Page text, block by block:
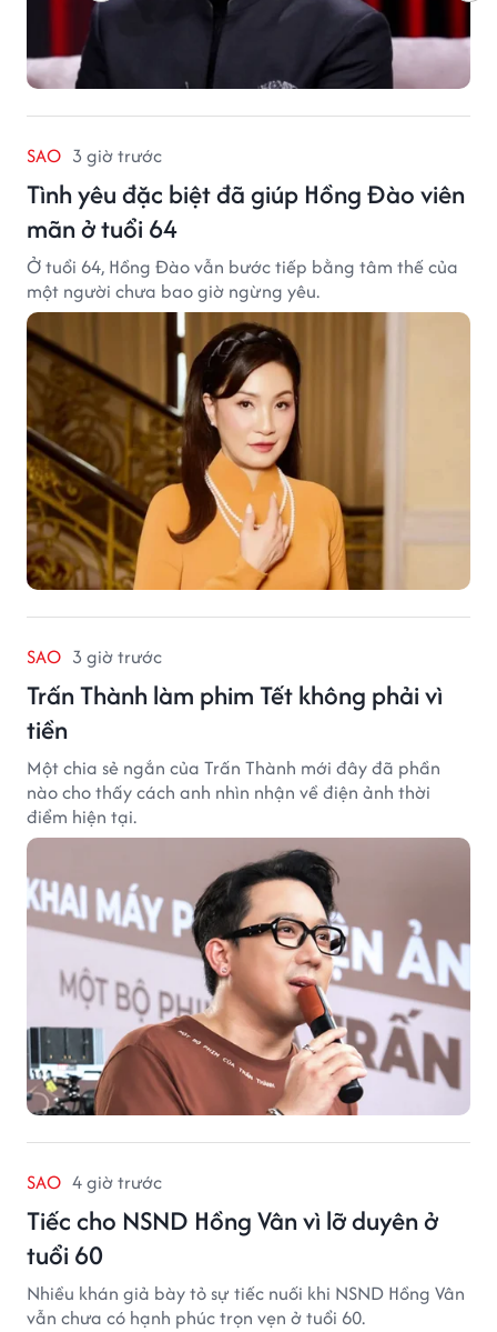
SAO 3 giờ trước
Tình yêu đặc biệt đã giúp Hồng Đào viên
mãn ở tuổi 64
Ở tuổi 64, Hồng Đào vẫn bước tiếp bằng tâm thế của
một người chưa bao giờ ngừng yêu.
SAO 3 giờ trước
Trấn Thành làm phim Tết không phải vì
tiền
Một chia sẻ ngắn của Trấn Thành mới đây đã phần
nào cho thấy cách anh nhìn nhận về điện ảnh thời
điểm hiện tại.
SAO 4 giờ trước
Tiếc cho NSND Hồng Vân vì lỡ duyên ở
tuổi 60
Nhiều khán giả bày tỏ sự tiếc nuối khi NSND Hồng Vân
vẫn chưa có hạnh phúc trọn vẹn ở tuổi 60.